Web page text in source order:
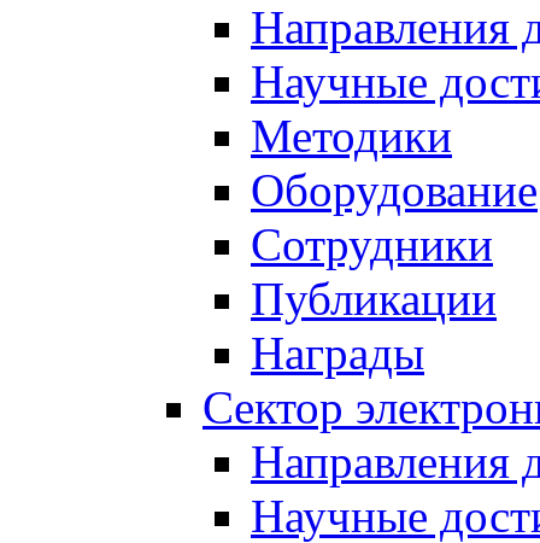
Направления
Научные
Методики
Оборудование
Сотрудники
Публикации
Награды
Сектор
Направления
Научные